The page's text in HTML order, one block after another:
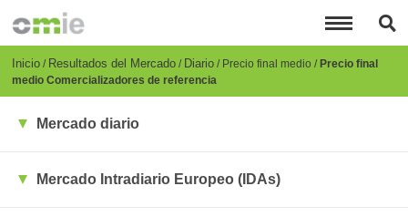
principal
Breadcrumb
Inicio Resultados del Mercado Diario Precio final medio Precio final
medio Comercializadores de referencia
Mercado diario
Mercado Intradiario Europeo (IDAs)